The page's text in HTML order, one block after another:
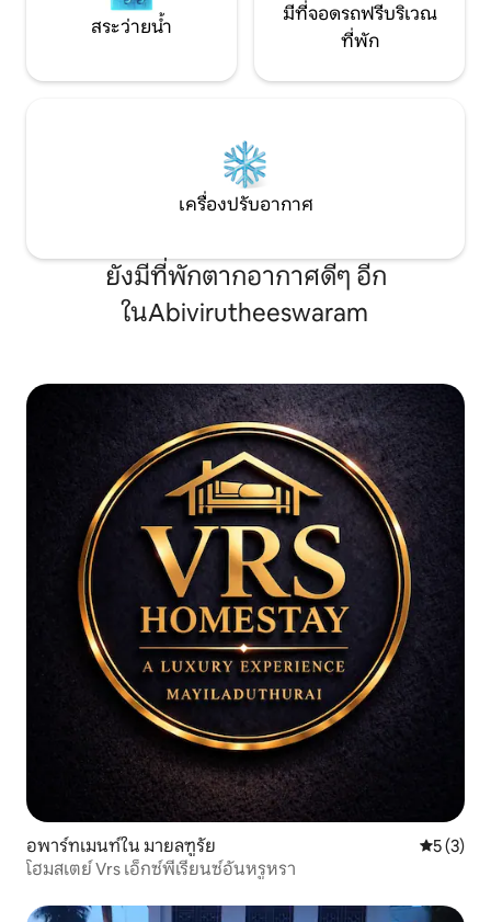
สระว่ายน้ำ
มีที่จอดรถฟรีบริเวณ
ที่พัก
เครื่องปรับอากาศ
ยังมีที่พักตากอากาศดีๆ อีก
ในAbivirutheeswaram
อพาร์ทเมนท์ใน มายลฑูรัย คะแนนเฉ
5 (3)
โฮมสเตย์ Vrs เอ็กซ์พีเรียนซ์อันหรูหรา